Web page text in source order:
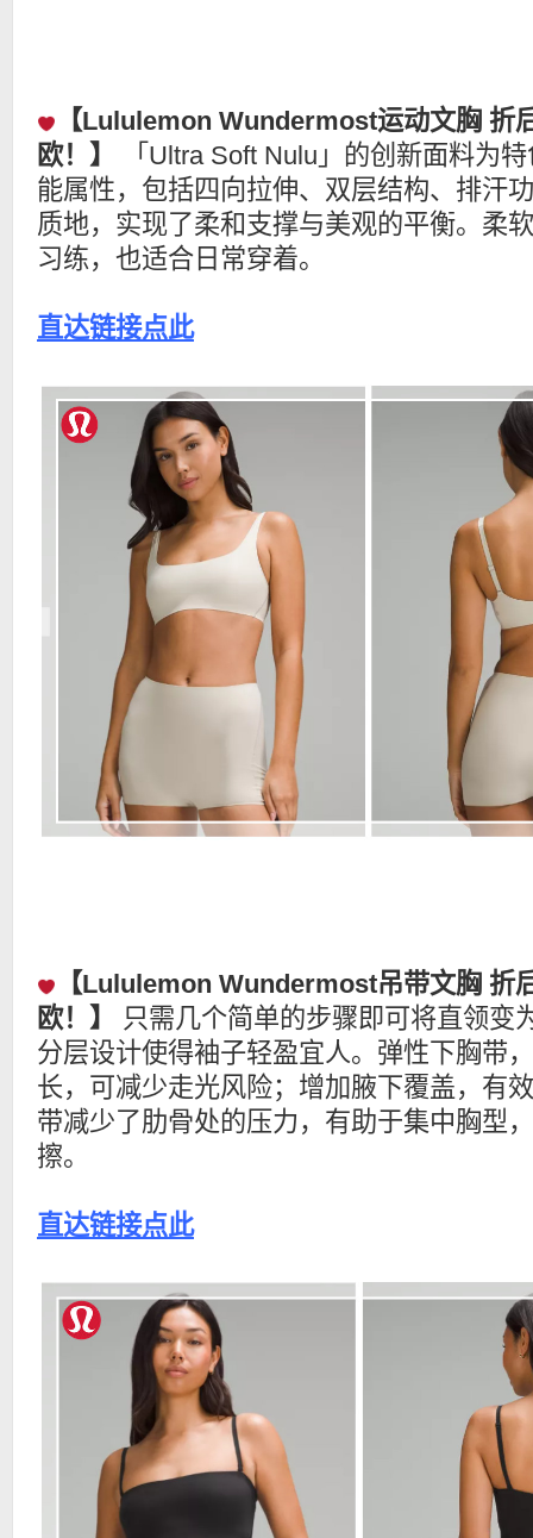
【Lululemon Wundermost运动文胸 折
欧！】
「Ultra Soft Nulu」的创新面料为
能属性，包括四向拉伸、双层结构、排汗
质地，实现了柔和支撑与美观的平衡。柔
习练，也适合日常穿着。
直达链接点此
【Lululemon Wundermost吊带文胸 折
欧！】
只需几个简单的步骤即可将直领变
分层设计使得袖子轻盈宜人。弹性下胸带
长，可减少走光风险；增加腋下覆盖，有
带减少了肋骨处的压力，有助于集中胸型
擦。
直达链接点此